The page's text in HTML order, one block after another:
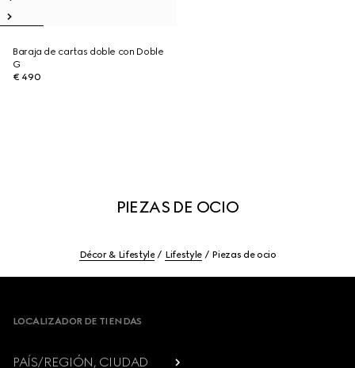
Baraja de cartas doble con Doble
G
€ 490
PIEZAS DE OCIO
Décor & Lifestyle Lifestyle Piezas de ocio
LOCALIZADOR DE TIENDAS
PAÍS/REGIÓN, CIUDAD